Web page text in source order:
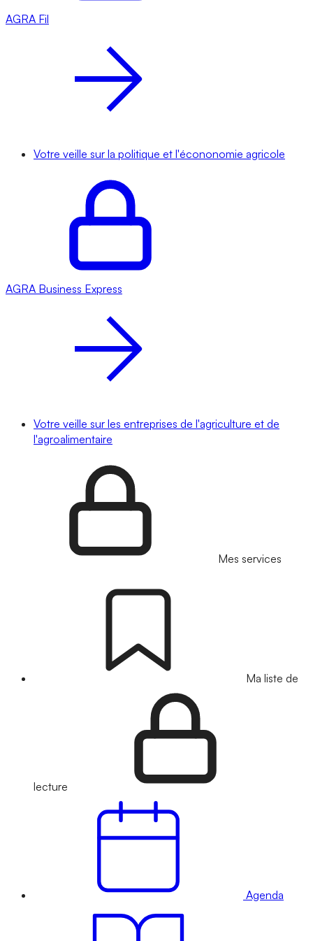
AGRA Fil
Votre veille sur la politique et l'écononomie agricole
AGRA Business Express
Votre veille sur les entreprises de l'agriculture et de
l'agroalimentaire
Mes services
Ma liste de
lecture
Agenda